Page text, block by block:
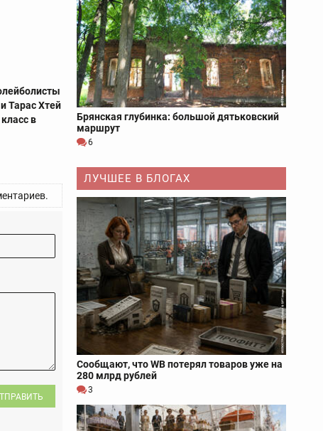
Тарас Хтей
в
Брянская глубинка: большой дятьковский
маршрут
6
ЛУЧШЕЕ В БЛОГАХ
Сообщают, что WB потерял товаров уже на
280 млрд рублей
3